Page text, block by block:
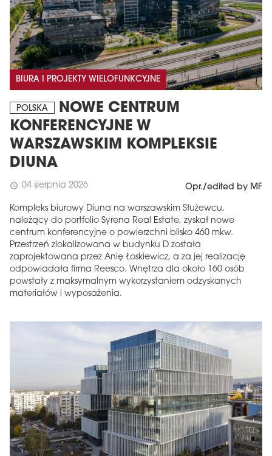
BIURA I PROJEKTY WIELOFUNKCYJNE
POLSKA
NOWE CENTRUM
KONFERENCYJNE W
WARSZAWSKIM KOMPLEKSIE
DIUNA
schedule 04 sierpnia 2026 Opr./edited by MF
Kompleks biurowy Diuna na warszawskim Służewcu,
należący do portfolio Syrena Real Estate, zyskał nowe
centrum konferencyjne o powierzchni blisko 460 mkw.
Przestrzeń zlokalizowana w budynku D została
zaprojektowana przez Anię Łoskiewicz, a za jej realizację
odpowiadała firma Reesco. Wnętrza dla około 160 osób
powstały z maksymalnym wykorzystaniem odzyskanych
materiałów i wyposażenia.